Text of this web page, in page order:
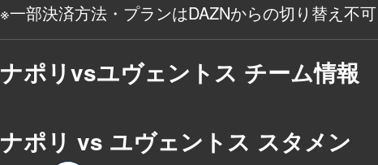
※一部決済方法・プランはDAZNからの切り替え不可
ナポリvsユヴェントス チーム情報
ナポリ vs ユヴェントス スタメン